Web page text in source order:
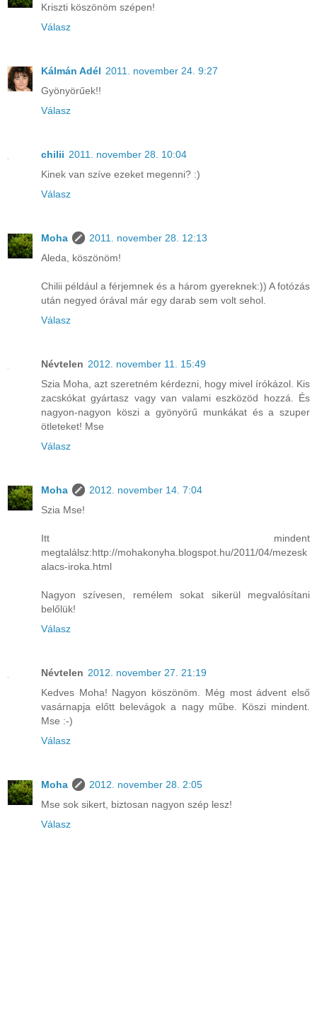
Kriszti köszönöm szépen!
Válasz
Kálmán Adél 2011. november 24. 9:27
Gyönyörűek!!
Válasz
chilii 2011. november 28. 10:04
Kinek van szíve ezeket megenni? :)
Válasz
Moha
2011. november 28. 12:13
Aleda, köszönöm!
Chilii például a férjemnek és a három gyereknek:)) A fotózás
után negyed órával már egy darab sem volt sehol.
Válasz
Névtelen 2012. november 11. 15:49
Szia Moha, azt szeretném kérdezni, hogy mivel írókázol. Kis
zacskókat gyártasz vagy van valami eszközöd hozzá. És
nagyon-nagyon köszi a gyönyörű munkákat és a szuper
ötleteket! Mse
Válasz
Moha
2012. november 14. 7:04
Szia Mse!
Itt mindent
megtalálsz:http://mohakonyha.blogspot.hu/2011/04/mezesk
alacs-iroka.html
Nagyon szívesen, remélem sokat sikerül megvalósítani
belőlük!
Válasz
Névtelen 2012. november 27. 21:19
Kedves Moha! Nagyon köszönöm. Még most ádvent első
vasárnapja előtt belevágok a nagy műbe. Köszi mindent.
Mse :-)
Válasz
Moha
2012. november 28. 2:05
Mse sok sikert, biztosan nagyon szép lesz!
Válasz